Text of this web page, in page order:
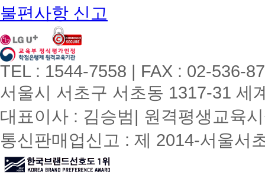
불편사항 신고
TEL : 1544-7558 | FAX : 02-536-
서울시 서초구 서초동 1317-31 세
대표이사 : 김승범| 원격평생교육
통신판매업신고 : 제 2014-서울서